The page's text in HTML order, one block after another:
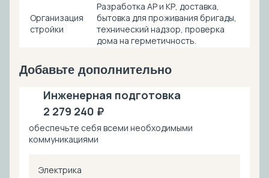
Организация
стройки
Разработка АР и КР, доставка,
бытовка для проживания бригады,
технический надзор, проверка
дома на герметичность.
Добавьте дополнительно
Инженерная подготовка
2 279 240 ₽
обеспечьте себя всеми необходимыми
коммуникациями
Электрика